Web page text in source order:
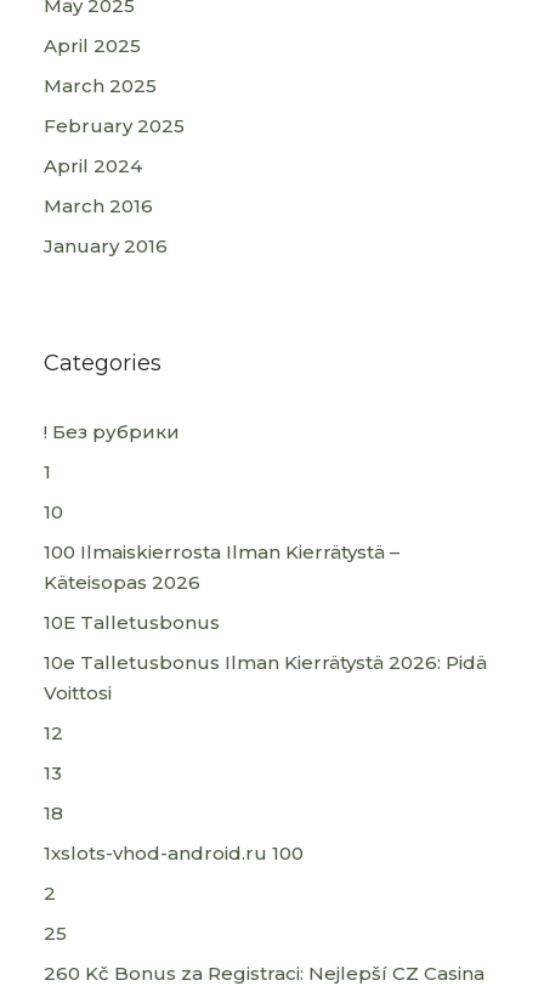
May 2025
April 2025
March 2025
February 2025
April 2024
March 2016
January 2016
Categories
! Без рубрики
1
10
100 Ilmaiskierrosta Ilman Kierrätystä –
Käteisopas 2026
10E Talletusbonus
10e Talletusbonus Ilman Kierrätystä 2026: Pidä
Voittosi
12
13
18
1xslots-vhod-android.ru 100
2
25
260 Kč Bonus za Registraci: Nejlepší CZ Casina